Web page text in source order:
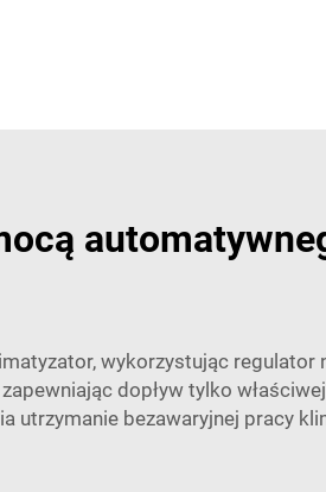
wykorzystując regulator
dopływ tylko
utrzymanie bezawaryjnej pracy